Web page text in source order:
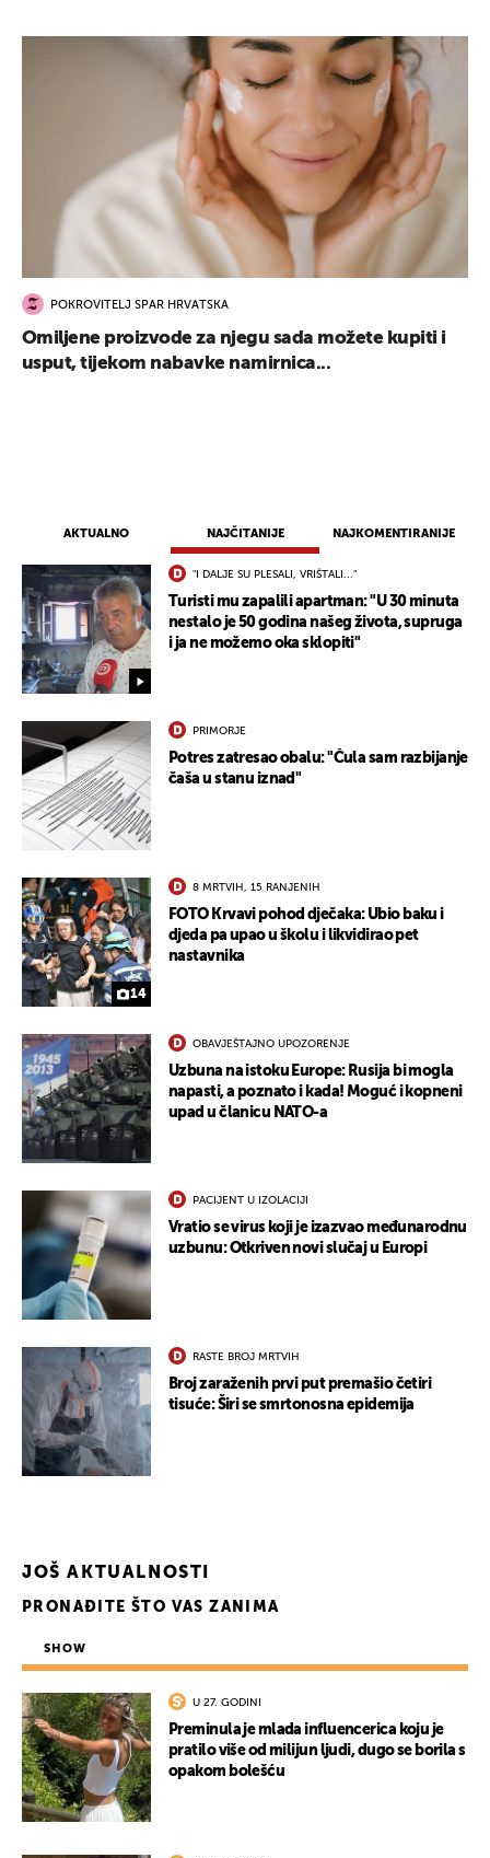
AKTUALNO NAJČITANIJE NAJKOMENTIRANIJE
"I DALJE SU PLESALI, VRIŠTALI..."
Turisti mu zapalili apartman: "U 30 minuta
nestalo je 50 godina našeg života, supruga
i ja ne možemo oka sklopiti"
PRIMORJE
Potres zatresao obalu: "Čula sam razbijanje
čaša u stanu iznad"
14
8 MRTVIH, 15 RANJENIH
FOTO Krvavi pohod dječaka: Ubio baku i
djeda pa upao u školu i likvidirao pet
nastavnika
OBAVJEŠTAJNO UPOZORENJE
Uzbuna na istoku Europe: Rusija bi mogla
napasti, a poznato i kada! Moguć i kopneni
upad u članicu NATO-a
PACIJENT U IZOLACIJI
Vratio se virus koji je izazvao međunarodnu
uzbunu: Otkriven novi slučaj u Europi
RASTE BROJ MRTVIH
Broj zaraženih prvi put premašio četiri
tisuće: Širi se smrtonosna epidemija
JOŠ AKTUALNOSTI
POKROVITELJ SPAR HRVATSKA
Omiljene proizvode za njegu sada možete kupiti i
usput, tijekom nabavke namirnica...
PRONAĐITE ŠTO VAS ZANIMA
SHOW
U 27. GODINI
Preminula je mlada influencerica koju je
pratilo više od milijun ljudi, dugo se borila s
opakom bolešću
UKLJUČITE NOTIFIKACIJE